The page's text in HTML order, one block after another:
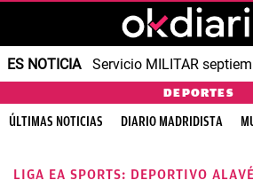
ES NOTICIA Servicio MILITAR
DEPORTES
ÚLTIMAS NOTICIAS DIARIO MADRIDISTA
LIGA EA SPORTS: DEPORTIVO